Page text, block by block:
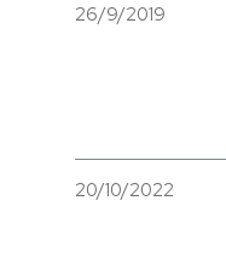
26/9/2019
20/10/2022